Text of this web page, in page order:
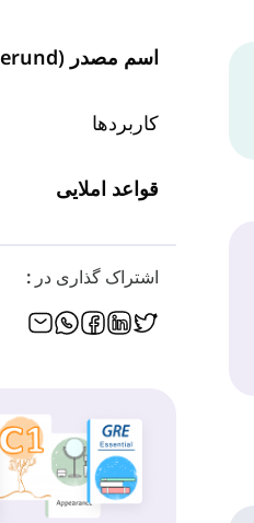
کاربردها
Gerund در نقش فاعل
Gerund در نقش مفعول
Gerund بعد از حرف اضافه
قواعد املایی
اشتراک گذاری در :